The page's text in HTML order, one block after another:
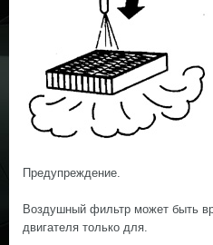
Предупреждение.
Воздушный фильтр может быть
двигателя только для.